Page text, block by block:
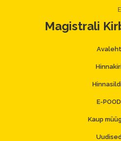
Magistrali
Avaleht
E-POOD
Kaup
Uudised